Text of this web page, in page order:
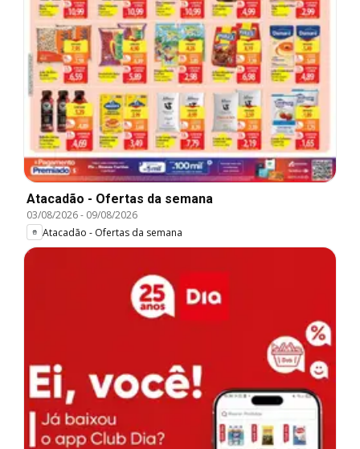
Atacadão - Ofertas da semana
03/08/2026- 09/08/2026
Atacadão - Ofertas da semana